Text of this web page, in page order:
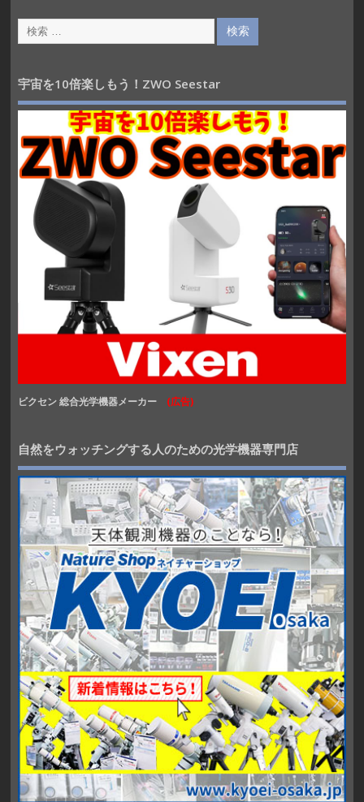
宇宙を10倍楽しもう！ZWO Seestar
ビクセン 総合光学機器メーカー (広告)
自然をウォッチングする人のための光学機器専門店